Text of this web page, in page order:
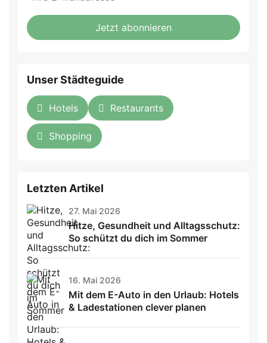
fill
this
Mailadresse:
Jetzt abonnieren
Unser Städteguide
Hotels Restaurants
Shopping
Letzten Artikel
27. Mai 2026
Hitze, Gesundheit und Alltagsschutz:
So schützt du dich im Sommer
16. Mai 2026
Mit dem E-Auto in den Urlaub: Hotels
& Ladestationen clever planen